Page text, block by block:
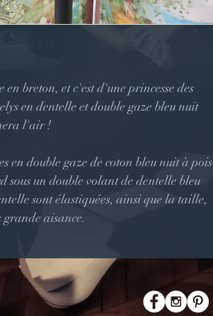
en breton, et c'est d'une princesse des
en dentelle et double gaze bleu nuit
l'air !
en double gaze de coton bleu nuit à pois
sous un double volant de dentelle bleu
sont élastiquées, ainsi que la taille,
aisance.